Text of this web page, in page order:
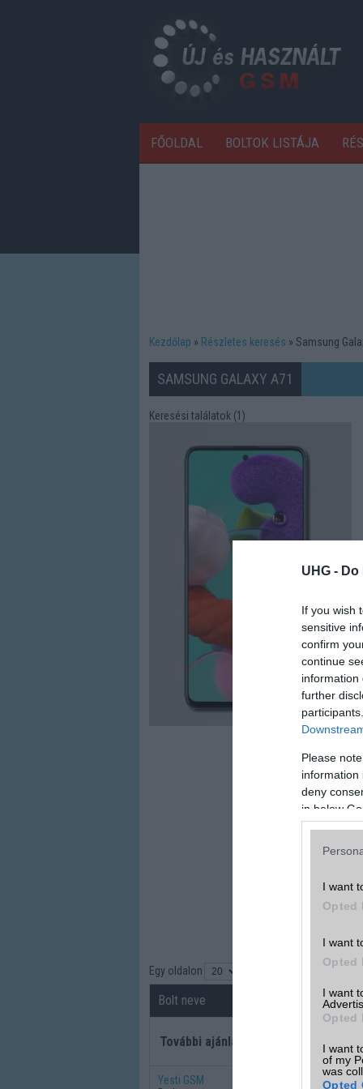
UHG -
If you wish
sensitive
confirm
continue
information
further
Please
information
deny
in below
I want
Opted
I want
Opted
I want
Opted
I want
of my
was
Opted
FŐOLDAL BOLTOK LISTÁJA
Kezdőlap Részletes keresés Samsung
SAMSUNG GALAXY A71
Keresési találatok (1)
Egy oldalon
Bolt neve
További ajánlatok
Yesti GSM